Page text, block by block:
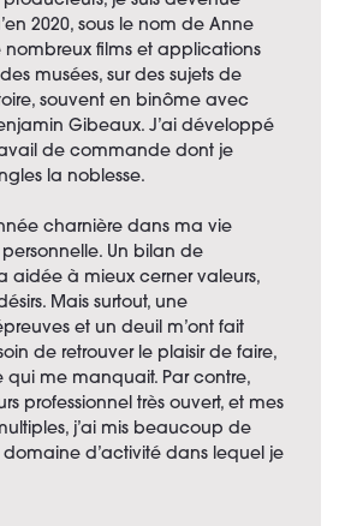
2020, sous le nom de Anne
nombreux films et applications
musées, sur des sujets de
souvent en binôme avec
Gibeaux. J’ai développé
de commande dont je
la noblesse.
charnière dans ma vie
Un bilan de
aidée à mieux cerner valeurs,
Mais surtout, une
et un deuil m’ont fait
de retrouver le plaisir de faire,
qui me manquait. Par contre,
professionnel très ouvert, et mes
j’ai mis beaucoup de
d’activité dans lequel je